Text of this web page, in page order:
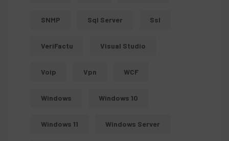
SNMP Sql Server Ssl
VeriFactu Visual Studio
Voip Vpn WCF
Windows Windows 10
Windows 11 Windows Server